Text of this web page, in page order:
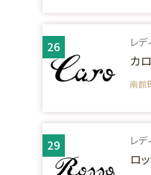
26 レデ
カ
南館
29 レデ
ロ